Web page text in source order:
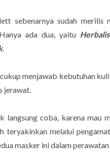
sebenarnya sudah merilis
ada dua, yaitu
.
menjawab kebutuhan
jerawat.
langsung coba, karena mau
teryakinkan melalui
masker ini dalam